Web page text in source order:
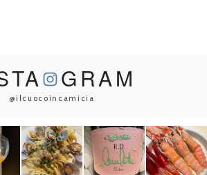
GRAM
@ilcuocoincamicia